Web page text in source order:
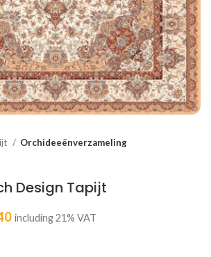
Orchideeënverzameling
Design Tapijt
including 21% VAT